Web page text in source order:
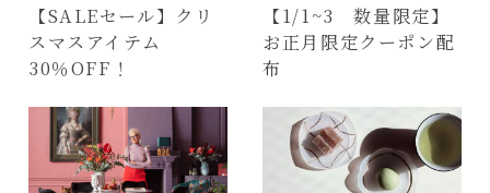
【SALEセール】クリ
スマスアイテム
30％OFF！
【1/1~3 数量限定】
お正月限定クーポン配
布